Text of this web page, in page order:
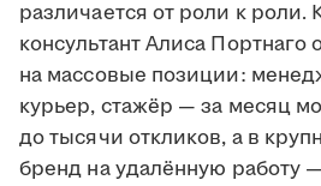
различается от роли к роли.
консультант Алиса Портнаго
на массовые позиции:
курьер, стажёр — за месяц
до тысячи откликов, а в
бренд на удалённую работу